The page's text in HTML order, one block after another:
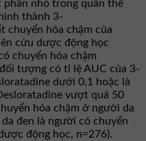
phần nhỏ trong quần thể
thành 3-
chuyển hóa chậm của
cứu dược động học
chuyển hóa chậm
tượng có tỉ lệ AUC của 3-
dưới 0,1 hoặc là
vượt quá 50
hóa chậm ở người da
đen là người có chuyển
động học, n=276).